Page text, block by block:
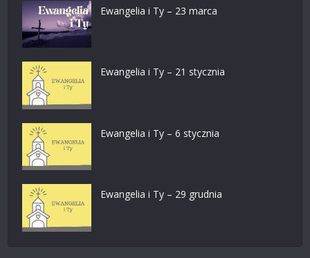
Ewangelia i Ty – 23 marca
Ewangelia i Ty – 21 stycznia
Ewangelia i Ty – 6 stycznia
Ewangelia i Ty – 29 grudnia